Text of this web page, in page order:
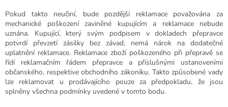
Pokud takto neučiní, bude pozdější reklamace považována za
mechanické poškození zaviněné kupujícím a reklamace nebude
uznána. Kupující, který svým podpisem v dokladech přepravce
potvrdí převzetí zásilky bez závad, nemá nárok na dodatečné
uplatnění reklamace. Reklamace zboží poškozeného při přepravě se
řídí reklamačním řádem přepravce a příslušnými ustanoveními
občanského, respektive obchodního zákoníku. Takto způsobené vady
lze reklamovat u prodávajícího pouze za předpokladu, že jsou
splněny všechna podmínky uvedené v tomto bodu.